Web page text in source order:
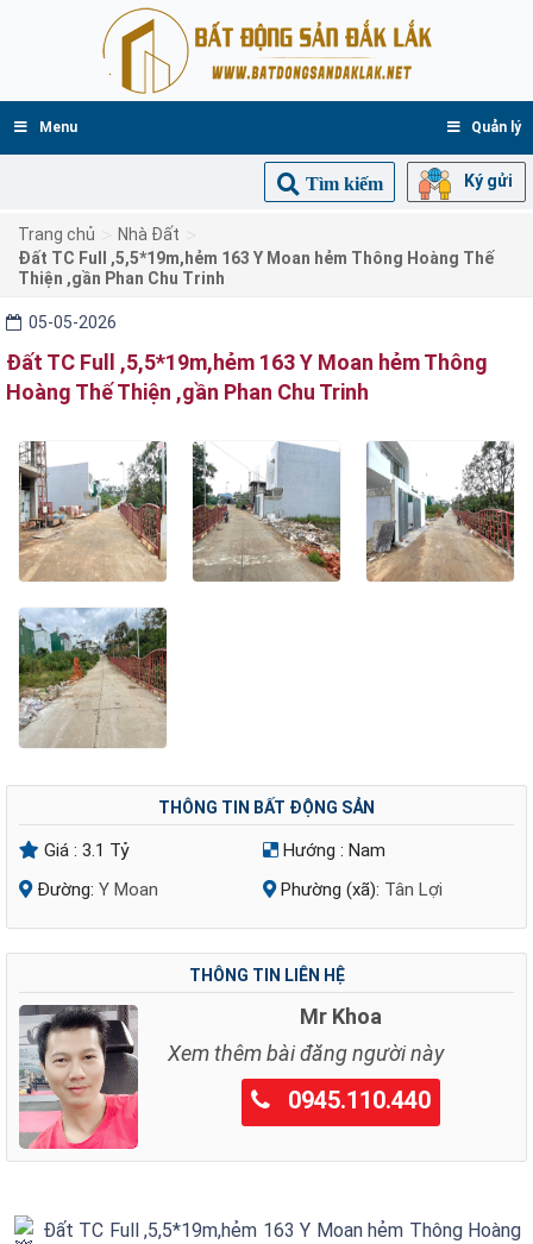
Quản lý
Menu
Ký gửi
Tìm kiếm
Trang chủ Nhà Đất
Đất TC Full ,5,5*19m,hẻm 163 Y Moan hẻm Thông Hoàng Thế
Thiện ,gần Phan Chu Trinh
05-05-2026
Đất TC Full ,5,5*19m,hẻm 163 Y Moan hẻm Thông
Hoàng Thế Thiện ,gần Phan Chu Trinh
THÔNG TIN BẤT ĐỘNG SẢN
Giá : 3.1 Tỷ Hướng : Nam
Đường: Y Moan Phường (xã): Tân Lợi
THÔNG TIN LIÊN HỆ
Mr Khoa
Xem thêm bài đăng người này
0945.110.440
Đất TC Full ,5,5*19m,hẻm 163 Y Moan hẻm Thông Hoàng